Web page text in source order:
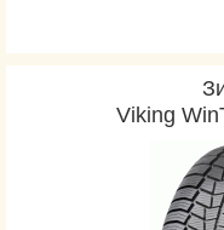
Viking